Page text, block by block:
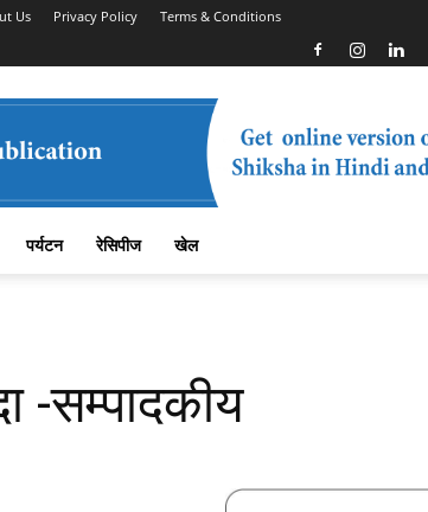
Us Privacy Policy Terms & Conditions
पर्यटन रेसिपीज खेल
-सम्पादकीय